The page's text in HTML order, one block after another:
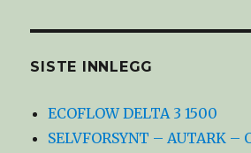
SISTE INNLEGG
ECOFLOW DELTA 3 1500
SELVFORSYNT – AUTARK –